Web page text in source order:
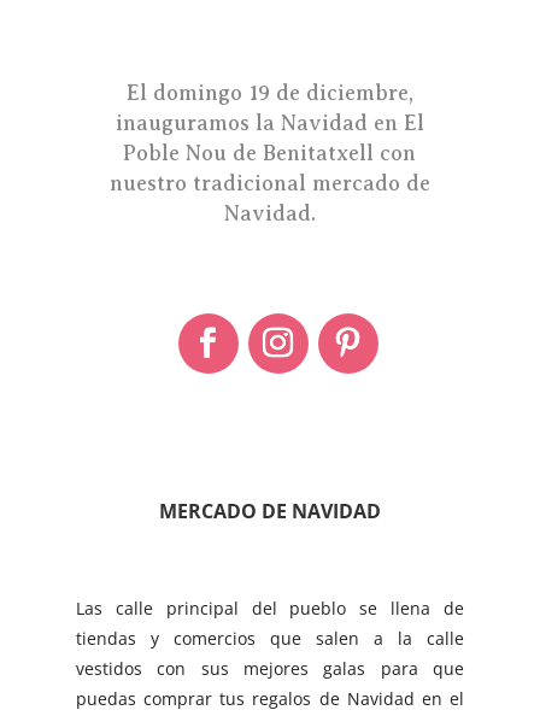
El domingo 19 de diciembre,
inauguramos la Navidad en El
Poble Nou de Benitatxell con
nuestro tradicional mercado de
Navidad.
MERCADO DE NAVIDAD
Las calle principal del pueblo se llena de
tiendas y comercios que salen a la calle
vestidos con sus mejores galas para que
puedas comprar tus regalos de Navidad en el